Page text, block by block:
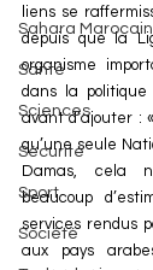
Sahara Marocain
Santé
Sciences
Sécurité
Sport
Société
liens se
depuis que la
organisme
dans la politique
avant d’ajouter :
qu’une seule
Damas, cela
beaucoup
services rendus
aux pays